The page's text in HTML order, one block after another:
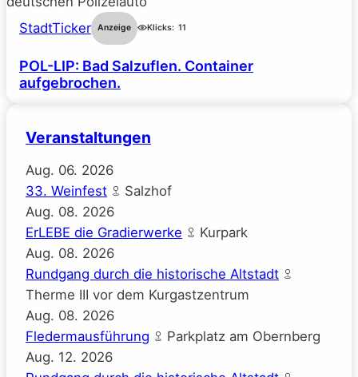
StadtTicker Anzeige Klicks: 11
POL-LIP: Bad Salzuflen. Container
aufgebrochen.
Veranstaltungen
Aug. 06. 2026
33. Weinfest
Salzhof
Aug. 08. 2026
ErLEBE die Gradierwerke
Kurpark
Aug. 08. 2026
Rundgang durch die historische Altstadt
Therme III vor dem Kurgastzentrum
Aug. 08. 2026
Fledermausführung
Parkplatz am Obernberg
Aug. 12. 2026